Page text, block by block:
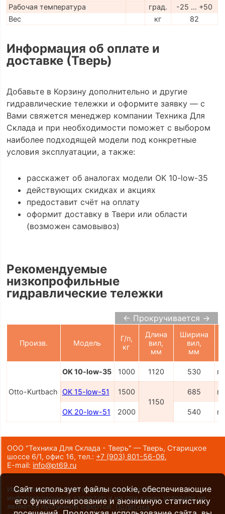
Рабочая температура
град.
-25 … +50
Вес
кг 82
Информация об оплате и
доставке (Тверь)
Добавьте в Корзину дополнительно и другие
гидравлические тележки и оформите заявку — с
Вами свяжется менеджер компании Техника Для
Склада и при необходимости поможет с выбором
наиболее подходящей модели под конкретные
условия эксплуатации, а также:
расскажет об аналогах модели OK 10-low-35
действующих скидках и акциях
предоставит счёт на оплату
оформит доставку в Твери или области
(возможен самовывоз)
Рекомендуемые
низкопрофильные
гидравлические тележки
← Прокручивается →
Произв. Модель
Г/п,
кг
Длина
вил,
мм
Ширина
вил,
мм
Otto-Kurtbach
OK 10-low-35 1000 1120 530
OK 15-low-51
1500
1150
685
OK 20-low-51 2000 540
ООО "Техника Для Склада - Тверь" — Тверь, Старицкое
шоссе 6/1, офис 16,тел.: +7 (903) 801-56-06,
E-mail: info@pt69.ru
Информация на сайте носит исключительно
информационный характер и ни при каких условиях не
является публичной офертой. Политика
Сайт использует файлы cookie, обеспечивающие
его функционирование и анонимную статистику